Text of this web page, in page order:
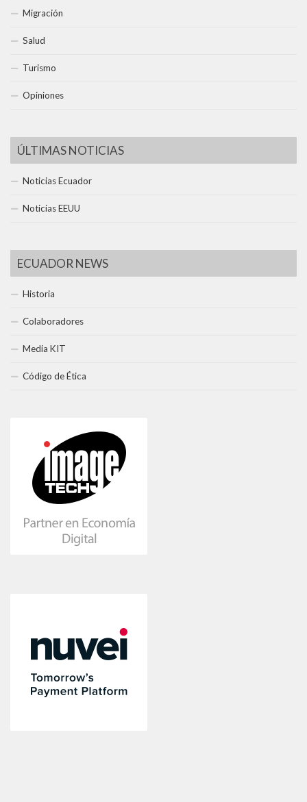
Migración
Salud
Turismo
Opiniones
ÚLTIMAS NOTICIAS
Noticias Ecuador
Noticias EEUU
ECUADOR NEWS
Historia
Colaboradores
Media KIT
Código de Ética